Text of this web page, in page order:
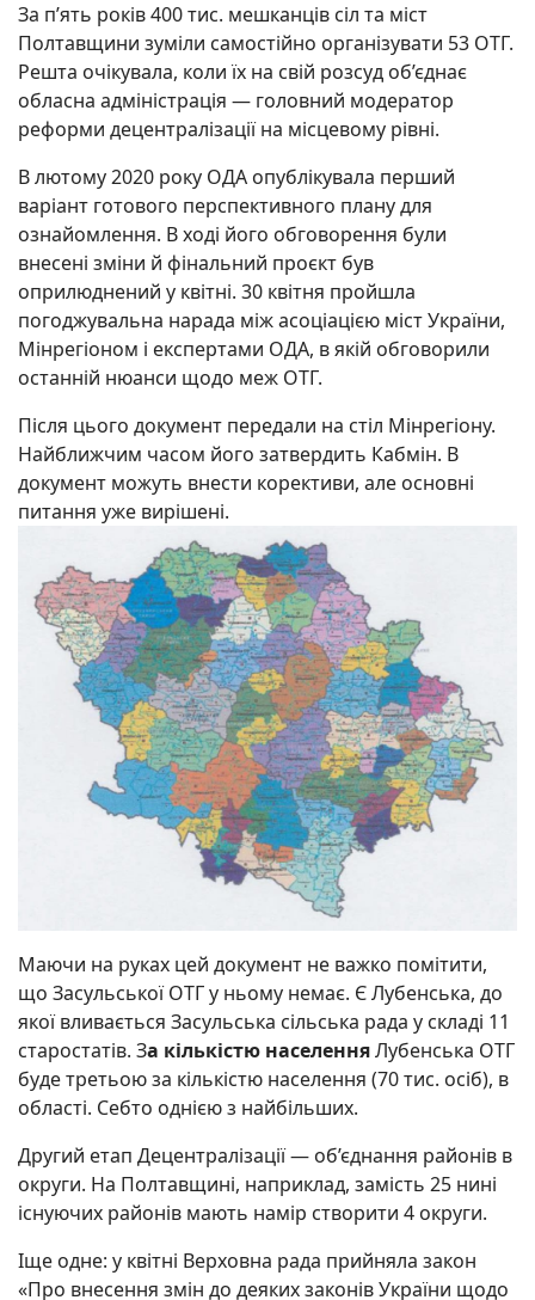
За п’ять років 400 тис. мешканців сіл та міст
Полтавщини зуміли самостійно організувати 53 ОТГ.
Решта очікувала, коли їх на свій розсуд об’єднає
обласна адміністрація — головний модератор
реформи децентралізації на місцевому рівні.
В лютому 2020 року ОДА опублікувала перший
варіант готового перспективного плану для
ознайомлення. В ході його обговорення були
внесені зміни й фінальний проєкт був
оприлюднений у квітні. 30 квітня пройшла
погоджувальна нарада між асоціацією міст України,
Мінрегіоном і експертами ОДА, в якій обговорили
останній нюанси щодо меж ОТГ.
Після цього документ передали на стіл Мінрегіону.
Найближчим часом його затвердить Кабмін. В
документ можуть внести корективи, але основні
питання уже вирішені.
Маючи на руках цей документ не важко помітити,
що Засульської ОТГ у ньому немає. Є Лубенська, до
якої вливається Засульська сільська рада у складі 11
старостатів. За кількістю населенняЛубенська ОТГ
буде третьою за кількістю населення (70 тис. осіб), в
області. Себто однією з найбільших.
Другий етап Децентралізації — об’єднання районів в
округи. На Полтавщині, наприклад, замість 25 нині
існуючих районів мають намір створити 4 округи.
Іще одне: у квітні Верховна рада прийняла закон
«Про внесення змін до деяких законів України щодо